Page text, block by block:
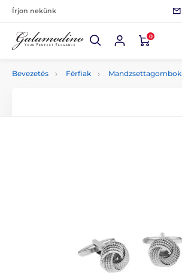
Írjon nekünk
0
Bevezetés Férfiak Mandzsettagombok